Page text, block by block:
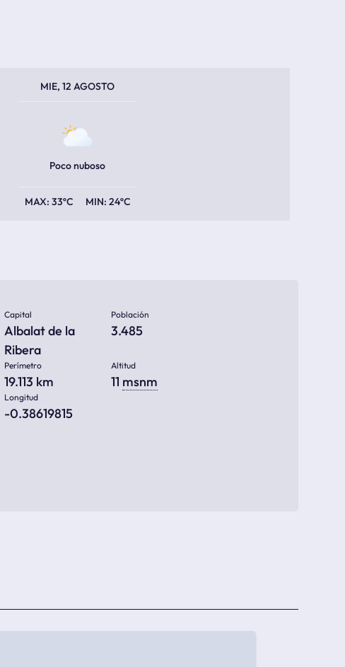
MIE, 12 AGOSTO
Poco nuboso
33ºC 24ºC
Capital
Albalat de la
Ribera
Población
3.485
Perímetro
19.113 km
Altitud
11 msnm
Longitud
-0.38619815